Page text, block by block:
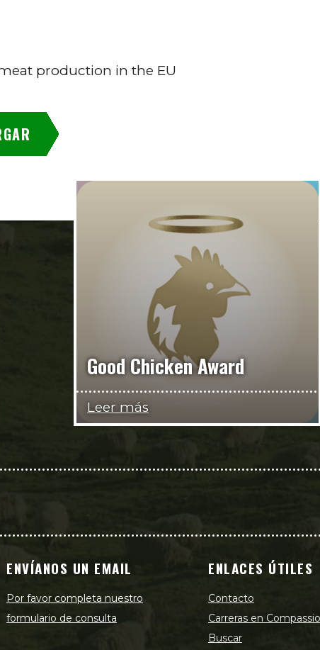
production in the EU
Good Chicken Award
Leer más
ENVÍANOS UN EMAIL
Por favor completa nuestro
formulario de consulta
ENLACES ÚTILES
Contacto
Carreras en
Buscar